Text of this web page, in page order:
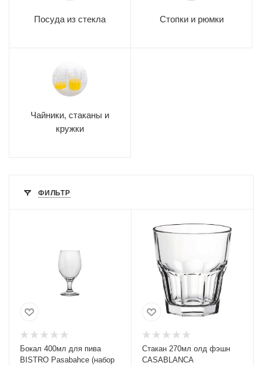
Посуда из стекла Стопки и рюмки
Чайники, стаканы и
кружки
ФИЛЬТР
Бокал 400мл для пива
BISTRO Pasabahce (набор
Стакан 270мл олд фэшн
CASABLANCA